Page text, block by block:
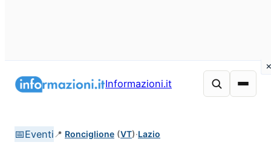
Informazioni.it
📅Eventi 📍 Ronciglione (VT)·Lazio